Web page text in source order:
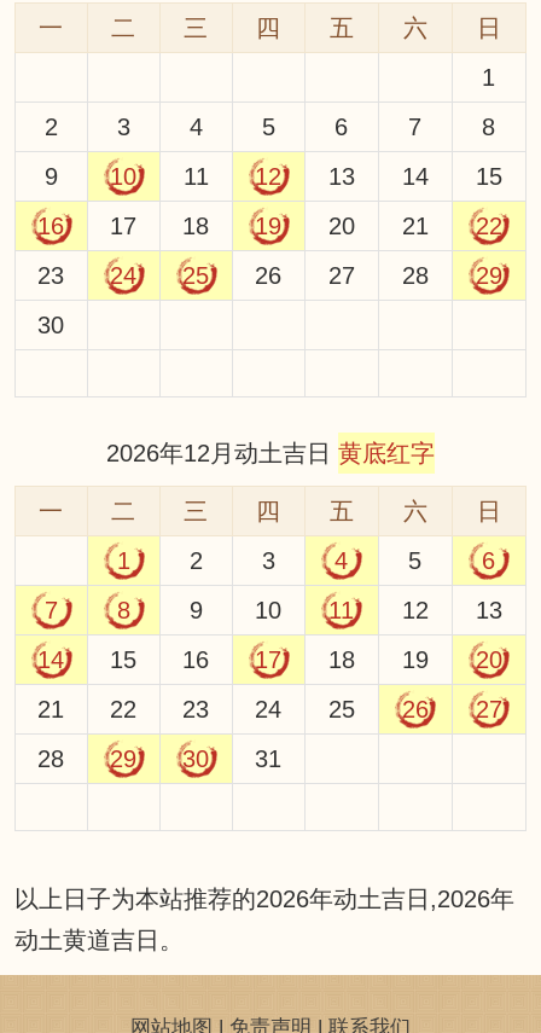
一 二 三 四 五 六
日
1
2
3 4 5 6 7
8
9
10 11 12 13 14
15
16
17 18 19 20 21
22
23
24 25 26 27 28
29
30
2026年12月动土吉日 黄底红字
一 二 三 四 五 六
日
1
2 3 4 5
6
7
8 9 10 11 12
13
14
15 16 17 18 19
20
21
22 23 24 25 26
27
28
29 30 31
以上日子为本站推荐的2026年动土吉日,2026年
动土黄道吉日。
网站地图 | 免责声明 | 联系我们